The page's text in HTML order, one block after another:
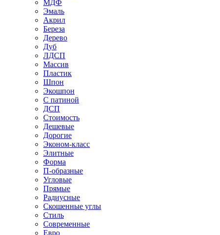
МДФ
Эмаль
Акрил
Береза
Дерево
Дуб
ЛДСП
Массив
Пластик
Шпон
Экошпон
С патиной
ДСП
Стоимость
Дешевые
Дорогие
Эконом-класс
Элитные
Форма
П-образные
Угловые
Прямые
Радиусные
Скошенные углы
Стиль
Современные
Евро